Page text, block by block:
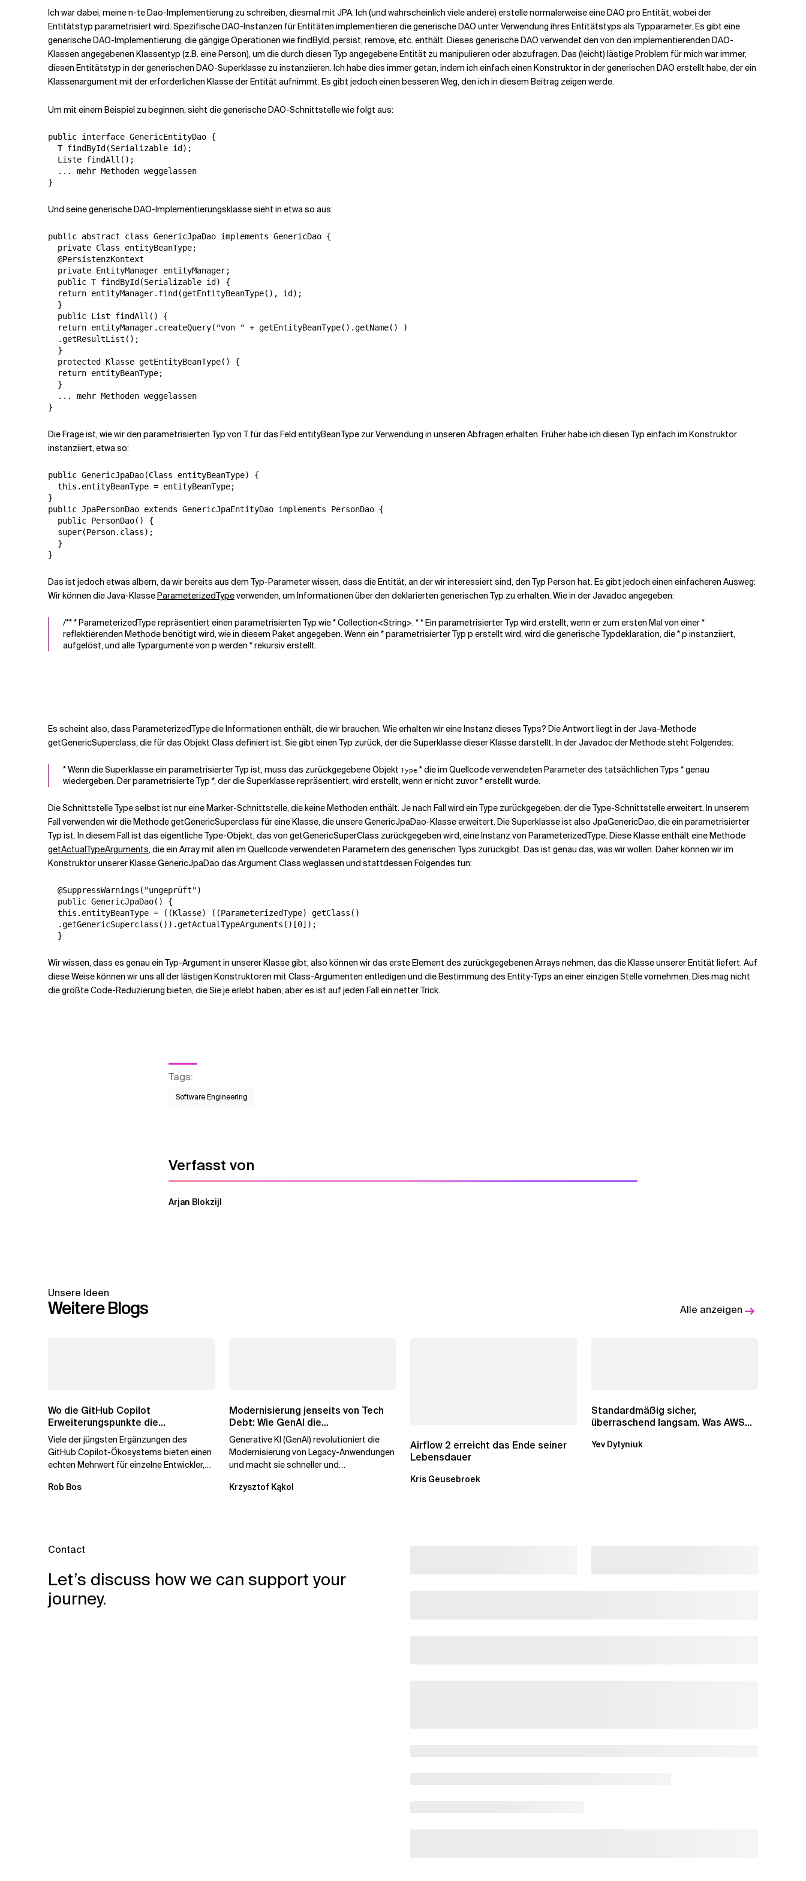
Verwandte Themen
Ich war dabei, meine n-te Dao-Implementierung zu schreiben, diesmal mit JPA. Ich (und wahrscheinlich viele andere) erstelle normalerweise eine DAO pro Entität, wobei der
Entitätstyp parametrisiert wird. Spezifische DAO-Instanzen für Entitäten implementieren die generische DAO unter Verwendung ihres Entitätstyps als Typparameter. Es gibt eine
generische DAO-Implementierung, die gängige Operationen wie findById, persist, remove, etc. enthält. Dieses generische DAO verwendet den von den implementierenden DAO-
Klassen angegebenen Klassentyp (z.B. eine Person), um die durch diesen Typ angegebene Entität zu manipulieren oder abzufragen. Das (leicht) lästige Problem für mich war immer,
diesen Entitätstyp in der generischen DAO-Superklasse zu instanziieren. Ich habe dies immer getan, indem ich einfach einen Konstruktor in der generischen DAO erstellt habe, der ein
Klassenargument mit der erforderlichen Klasse der Entität aufnimmt. Es gibt jedoch einen besseren Weg, den ich in diesem Beitrag zeigen werde.
Um mit einem Beispiel zu beginnen, sieht die generische DAO-Schnittstelle wie folgt aus:
public interface GenericEntityDao {
  T findById(Serializable id);
  Liste findAll();
  ... mehr Methoden weggelassen
Und seine generische DAO-Implementierungsklasse sieht in etwa so aus:
public abstract class GenericJpaDao implements GenericDao {
  private Class entityBeanType;
  @PersistenzKontext
  private EntityManager entityManager;
  public T findById(Serializable id) {
  return entityManager.find(getEntityBeanType(), id);
  }
  public List findAll() {
  return entityManager.createQuery("von " + getEntityBeanType().getName() )
  .getResultList();
  }
  protected Klasse getEntityBeanType() {
  return entityBeanType;
  }
  ... mehr Methoden weggelassen
Die Frage ist, wie wir den parametrisierten Typ von T für das Feld entityBeanType zur Verwendung in unseren Abfragen erhalten. Früher habe ich diesen Typ einfach im Konstruktor
instanziiert, etwa so:
public GenericJpaDao(Class entityBeanType) {
  this.entityBeanType = entityBeanType;
}
public JpaPersonDao extends GenericJpaEntityDao implements PersonDao {
  public PersonDao() {
  super(Person.class);
  }
Das ist jedoch etwas albern, da wir bereits aus dem Typ-Parameter wissen, dass die Entität, an der wir interessiert sind, den Typ Person hat. Es gibt jedoch einen einfacheren Ausweg:
Wir können die Java-KlasseParameterizedTypeverwenden, um Informationen über den deklarierten generischen Typ zu erhalten. Wie in der Javadoc angegeben:
/** * ParameterizedType repräsentiert einen parametrisierten Typ wie * Collection<String>. * * Ein parametrisierter Typ wird erstellt, wenn er zum ersten Mal von einer *
reflektierenden Methode benötigt wird, wie in diesem Paket angegeben. Wenn ein * parametrisierter Typ p erstellt wird, wird die generische Typdeklaration, die * p instanziiert,
aufgelöst, und alle Typargumente von p werden * rekursiv erstellt.
Es scheint also, dass ParameterizedType die Informationen enthält, die wir brauchen. Wie erhalten wir eine Instanz dieses Typs? Die Antwort liegt in der Java-Methode
getGenericSuperclass, die für das Objekt Class definiert ist. Sie gibt einen Typ zurück, der die Superklasse dieser Klasse darstellt. In der Javadoc der Methode steht Folgendes:
* Wenn die Superklasse ein parametrisierter Typ ist, muss das zurückgegebene Objekt Type * die im Quellcode verwendeten Parameter des tatsächlichen Typs * genau
wiedergeben. Der parametrisierte Typ *, der die Superklasse repräsentiert, wird erstellt, wenn er nicht zuvor * erstellt wurde.
Die Schnittstelle Type selbst ist nur eine Marker-Schnittstelle, die keine Methoden enthält. Je nach Fall wird ein Type zurückgegeben, der die Type-Schnittstelle erweitert. In unserem
Fall verwenden wir die Methode getGenericSuperclass für eine Klasse, die unsere GenericJpaDao-Klasse erweitert. Die Superklasse ist also JpaGenericDao, die ein parametrisierter
Typ ist. In diesem Fall ist das eigentliche Type-Objekt, das von getGenericSuperClass zurückgegeben wird, eine Instanz von ParameterizedType. Diese Klasse enthält eine Methode
getActualTypeArguments, die ein Array mit allen im Quellcode verwendeten Parametern des generischen Typs zurückgibt. Das ist genau das, was wir wollen. Daher können wir im
Konstruktor unserer Klasse GenericJpaDao das Argument Class weglassen und stattdessen Folgendes tun:
  @SuppressWarnings("ungeprüft")
  public GenericJpaDao() {
  this.entityBeanType = ((Klasse) ((ParameterizedType) getClass()
  .getGenericSuperclass()).getActualTypeArguments()[0]);
Wir wissen, dass es genau ein Typ-Argument in unserer Klasse gibt, also können wir das erste Element des zurückgegebenen Arrays nehmen, das die Klasse unserer Entität liefert. Auf
diese Weise können wir uns all der lästigen Konstruktoren mit Class-Argumenten entledigen und die Bestimmung des Entity-Typs an einer einzigen Stelle vornehmen. Dies mag nicht
die größte Code-Reduzierung bieten, die Sie je erlebt haben, aber es ist auf jeden Fall ein netter Trick.
Tags:
Software Engineering
Verfasst von
Arjan Blokzijl
Unsere Ideen
Weitere Blogs Alle anzeigen
Wo die GitHub Copilot
Erweiterungspunkte die
Governance brechen
Viele der jüngsten Ergänzungen des
GitHub Copilot-Ökosystems bieten einen
echten Mehrwert für einzelne Entwickler,
Rob Bos
Modernisierung jenseits von Tech
Debt: Wie GenAI die
Unternehmenstransformation...
Generative KI (GenAI) revolutioniert die
Modernisierung von Legacy-Anwendungen
und macht sie schneller und
Automatisierung...
Krzysztof Kąkol
Airflow 2 erreicht das Ende seiner
Lebensdauer
Kris Geusebroek
Standardmäßig sicher,
überraschend langsam. Was AWS
Yev Dytyniuk
Contact
Let’s discuss how we can support your
journey.